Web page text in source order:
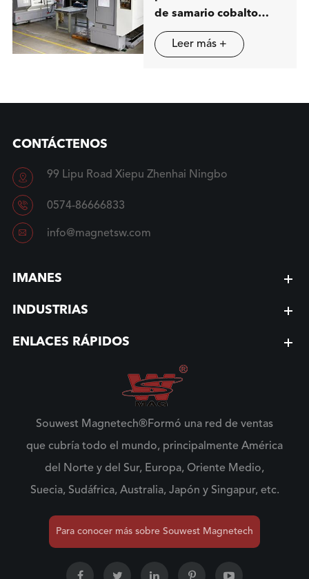
de samario cobalto
(SmCo) en China
Leer más +
CONTÁCTENOS
 99 Lipu Road Xiepu Zhenhai Ningbo
 0574-86666833
 info@magnetsw.com
IMANES
INDUSTRIAS
ENLACES RÁPIDOS
Souwest Magnetech®Formó una red de ventas
que cubría todo el mundo, principalmente América
del Norte y del Sur, Europa, Oriente Medio,
Suecia, Sudáfrica, Australia, Japón y Singapur, etc.
Para conocer más sobre Souwest Magnetech